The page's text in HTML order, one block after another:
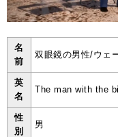
名
前
双眼鏡の男性/ウェ
英
名
The man with the
性
別
男